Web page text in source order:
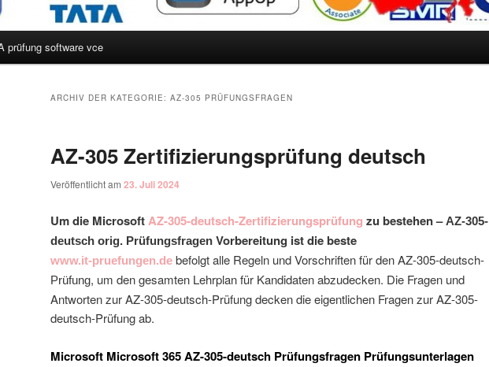
prüfung software vce
ARCHIV DER KATEGORIE: AZ-305 PRÜFUNGSFRAGEN
AZ-305 Zertifizierungsprüfung deutsch
Veröffentlicht am 23. Juli 2024
Um die MicrosoftAZ-305-deutsch-Zertifizierungsprüfung zu bestehen –AZ-305-
deutsch orig. Prüfungsfragen Vorbereitung ist die beste
www.it-pruefungen.de befolgt alle Regeln und Vorschriften für den AZ-305-deutsch-
Prüfung, um den gesamten Lehrplan für Kandidaten abzudecken. Die Fragen und
Antworten zur AZ-305-deutsch-Prüfung decken die eigentlichen Fragen zur AZ-305-
deutsch-Prüfung ab.
Microsoft Microsoft 365 AZ-305-deutsch Prüfungsfragen Prüfungsunterlagen